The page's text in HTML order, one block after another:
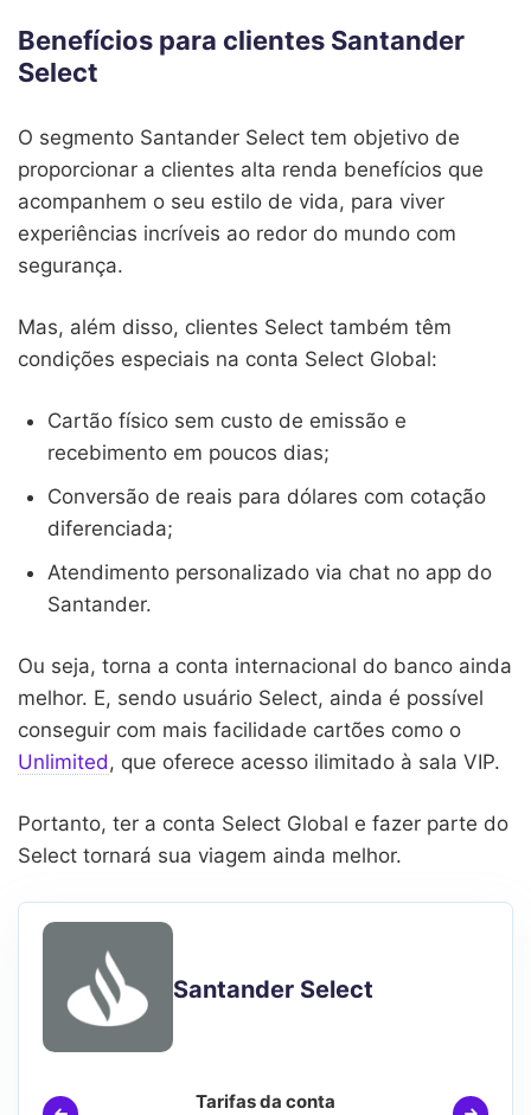
Benefícios para clientes Santander
Select
O segmento Santander Select tem objetivo de
proporcionar a clientes alta renda benefícios que
acompanhem o seu estilo de vida, para viver
experiências incríveis ao redor do mundo com
segurança.
Mas, além disso, clientes Select também têm
condições especiais na conta Select Global:
Cartão físico sem custo de emissão e
recebimento em poucos dias;
Conversão de reais para dólares com cotação
diferenciada;
Atendimento personalizado via chat no app do
Santander.
Ou seja, torna a conta internacional do banco ainda
melhor. E, sendo usuário Select, ainda é possível
conseguir com mais facilidade cartões como o
Unlimited , que oferece acesso ilimitado à sala VIP.
Portanto, ter a conta Select Global e fazer parte do
Select tornará sua viagem ainda melhor.
Santander Select
Tarifas da conta